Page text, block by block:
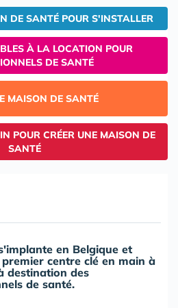
DE SANTÉ POUR S'INSTALLER
À LA LOCATION POUR
DE SANTÉ
MAISON DE SANTÉ
POUR CRÉER UNE MAISON DE
SANTÉ
en Belgique et
centre clé en main à
destination des
de santé.